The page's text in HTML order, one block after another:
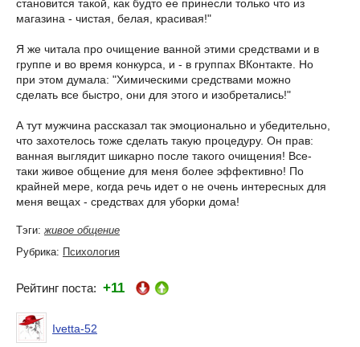
становится такой, как будто ее принесли только что из
магазина - чистая, белая, красивая!"
Я же читала про очищение ванной этими средствами и в
группе и во время конкурса, и - в группах ВКонтакте. Но
при этом думала: "Химическими средствами можно
сделать все быстро, они для этого и изобретались!"
А тут мужчина рассказал так эмоционально и убедительно,
что захотелось тоже сделать такую процедуру. Он прав:
ванная выглядит шикарно после такого очищения! Все-
таки живое общение для меня более эффективно! По
крайней мере, когда речь идет о не очень интересных для
меня вещах - средствах для уборки дома!
Тэги:живое общение
Рубрика: Психология
Рейтинг поста: +11
Ivetta-52